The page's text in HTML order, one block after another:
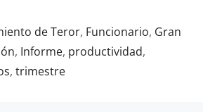
de Teror, Funcionario, Gran
, Informe, productividad,
, trimestre